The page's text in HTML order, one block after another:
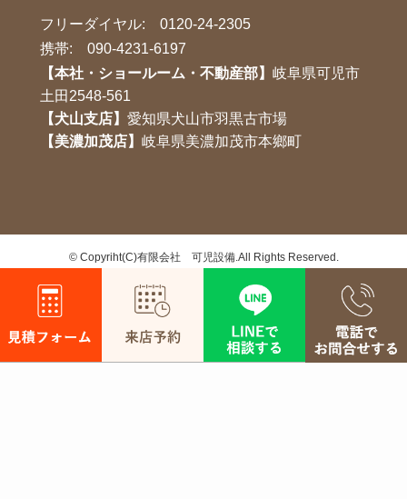
フリーダイヤル:0120-24-2305
携帯:090-4231-6197
【本社・ショールーム・不動産部】岐阜県可児市
土田2548-561
【犬山支店】愛知県犬山市羽黒古市場
【美濃加茂店】岐阜県美濃加茂市本鄉町
©Copyriht(C)有限会社 可児設備.All Rights Reserved.